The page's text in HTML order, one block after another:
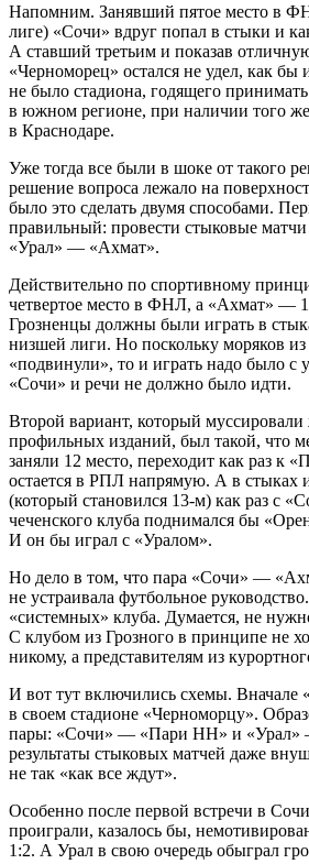
Напомним. Занявший пятое место в
лиге) «Сочи» вдруг попал в стыки и
А ставший третьим и показав
«Черноморец» остался не удел, как бы
не было стадиона, годящего
в южном регионе, при наличии того
в Краснодаре.
Уже тогда все были в шоке от такого
решение вопроса лежало на
было это сделать двумя способами.
правильный: провести стыковые
«Урал» — «Ахмат».
Действительно по спортивному
четвертое место в ФНЛ, а «Ахмат» —
Грозненцы должны были играть в
низшей лиги. Но поскольку моряков
«подвинули», то и играть надо было с
«Сочи» и речи не должно было идти.
Второй вариант, который
профильных изданий, был такой, что
заняли 12 место, переходит как раз
остается в РПЛ напрямую. А в стыках
(который становился 13-м) как раз с
чеченского клуба поднимался бы
И он бы играл с «Уралом».
Но дело в том, что пара «Сочи» —
не устраивала футбольное
«системных» клуба. Думается, не
С клубом из Грозного в принципе не
никому, а представителям из
И вот тут включились схемы. Вначале
в своем стадионе «Черноморцу».
пары: «Сочи» — «Пари НН» и «Урал»
результаты стыковых матчей даже
не так «как все ждут».
Особенно после первой встречи в
проиграли, казалось бы,
1:2. А Урал в свою очередь обыграл